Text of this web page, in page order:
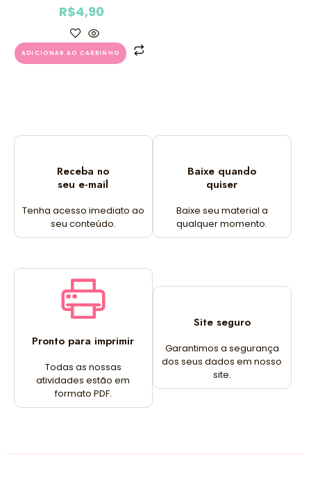
R$4,90
ADICIONAR AO CARRINHO
Receba no
seu e-mail
Tenha acesso imediato ao
seu conteúdo.
Baixe quando
quiser
Baixe seu material a
qualquer momento.
Pronto para imprimir
Todas as nossas
atividades estão em
formato PDF.
Site seguro
Garantimos a segurança
dos seus dados em nosso
site.